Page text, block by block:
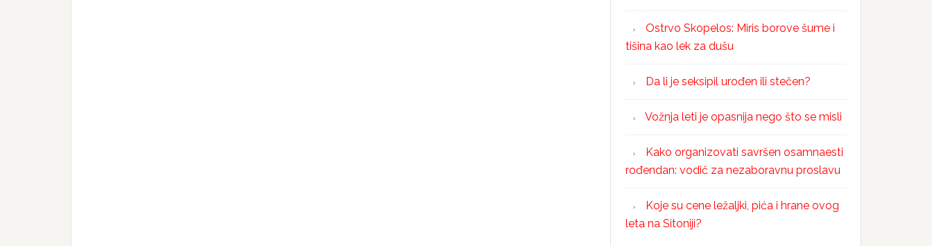
Ostrvo Skopelos: Miris borove šume i
tišina kao lek za dušu
Da li je seksipil urođen ili stečen?
Vožnja leti je opasnija nego što se misli
Kako organizovati savršen osamnaesti
rođendan: vodič za nezaboravnu proslavu
Koje su cene ležaljki, pića i hrane ovog
leta na Sitoniji?